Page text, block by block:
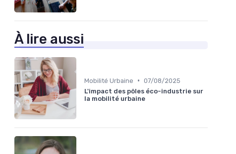
À lire aussi
Mobilité Urbaine • 07/08/2025
L'impact des pôles éco-industrie sur
la mobilité urbaine